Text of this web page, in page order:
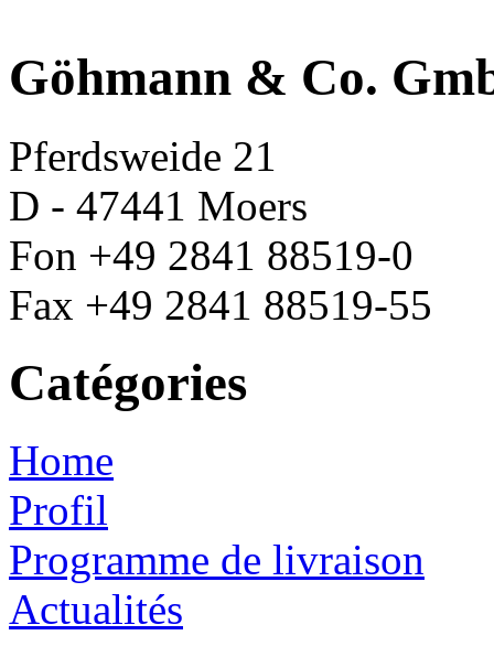
Göhmann & Co.
Pferdsweide 21
D - 47441 Moers
Fon +49 2841 88519-0
Fax +49 2841 88519-55
Catégories
Home
Profil
Programme de livraison
Actualités